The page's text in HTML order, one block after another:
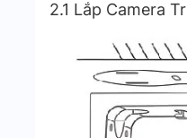
2.1 Lắp Camera